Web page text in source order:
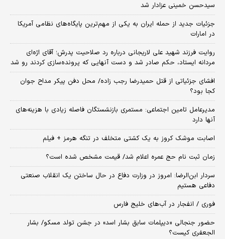
سیدحسن خمینی عزادار شد
جزئیات جدید از حمله ایران به یکی از مهم‌ترین پایگاه‌های نظامی آمریکا
در امارات
روایت فرزند شهید علی لاریجانی درباره رد صلاحیت پدرش؛ آقای اژه‌ای
مردانه ایستاد، حکم صادر شد و دست آنهایی که پرونده‌سازی کردند رو شد
افشای جزئیاتی از قتل حمیدرضا رجب زاده/ محل دفن پیکر مداح جوان
کجا بود؟
مدیرعامل تامین اجتماعی: مستمری بازنشستگان فاصله زیادی با هزینه‌های
آنها دارد
اصابت موشک کروز به یک کشتی متخلف در تنگه هرمز + فیلم
زمان ثبت‌ نام حج عمره اعلام شد/ قیمت مشخص شده است؟
سردار ابن‌الرضا: امروز در وزارت دفاع در حال ساختن یک انقلاب صنعتی
دفاعی هستیم
فوری / انفجار در آب‌های خلیج فارس
حضور جنجالی «دیپلمات سابق بشار اسد» در جشن تولد مسکو/ بشار
الجعفری کیست؟